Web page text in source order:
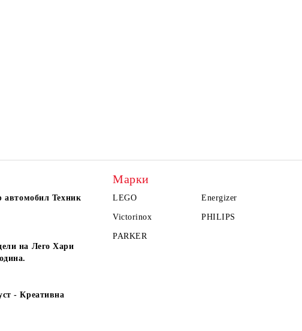
автомобил Техник
на Лего Хари
- Креативна
Марки
LEGO Energizer
Victorinox PHILIPS
PARKER